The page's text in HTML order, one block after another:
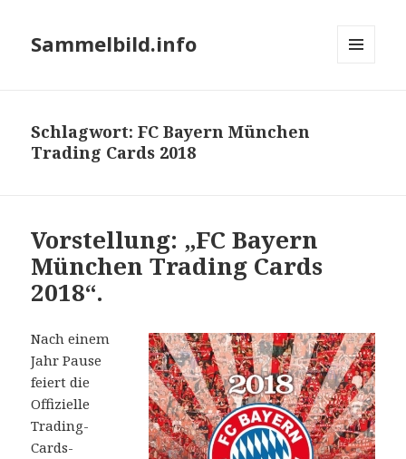
Sammelbild.info
Schlagwort:FC Bayern München
Trading Cards 2018
Vorstellung: „FC Bayern
München Trading Cards
2018“.
Nach einem
Jahr Pause
feiert die
Offizielle
Trading-
Cards-